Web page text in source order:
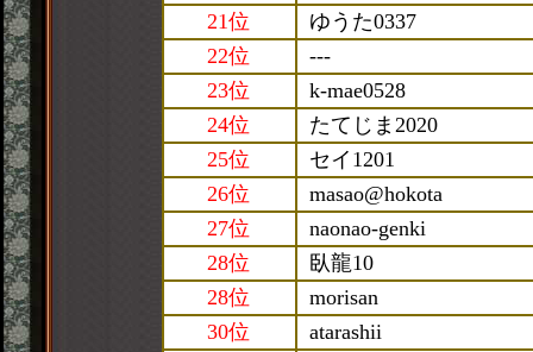
21位
ゆうた0337
22位
---
23位
k-mae0528
24位
たてじま2020
25位
セイ1201
26位
masao@hokota
27位
naonao-genki
28位
臥龍10
28位
morisan
30位
atarashii